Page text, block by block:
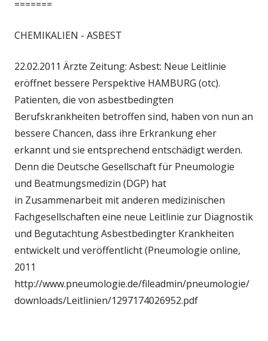
=======
CHEMIKALIEN - ASBEST
22.02.2011 Ärzte Zeitung: Asbest: Neue Leitlinie
eröffnet bessere Perspektive HAMBURG (otc).
Patienten, die von asbestbedingten
Berufskrankheiten betroffen sind, haben von nun an
bessere Chancen, dass ihre Erkrankung eher
erkannt und sie entsprechend entschädigt werden.
Denn die Deutsche Gesellschaft für Pneumologie
und Beatmungsmedizin (DGP) hat
in Zusammenarbeit mit anderen medizinischen
Fachgesellschaften eine neue Leitlinie zur Diagnostik
und Begutachtung Asbestbedingter Krankheiten
entwickelt und veröffentlicht (Pneumologie online,
2011
http://www.pneumologie.de/fileadmin/pneumologie/
downloads/Leitlinien/1297174026952.pdf